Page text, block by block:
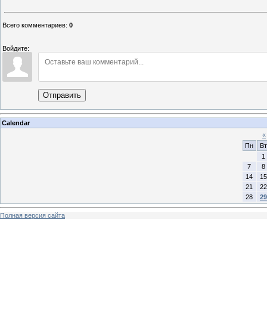
Всего комментариев: 0
Войдите:
Отправить
Calendar
«
Пн
Вт
1
7
8
14
15
21
22
28
29
Полная версия сайта